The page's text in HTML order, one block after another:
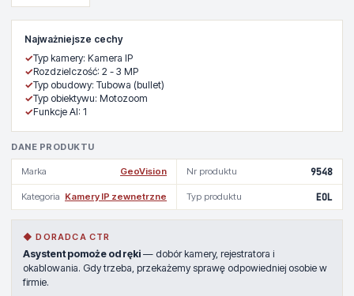
Najważniejsze cechy
✓Typ kamery: Kamera IP
✓Rozdzielczość: 2 - 3 MP
✓Typ obudowy: Tubowa (bullet)
✓Typ obiektywu: Motozoom
✓Funkcje AI: 1
DANE PRODUKTU
Marka GeoVision Nr produktu 9548
Kategoria Kamery IP zewnetrzne Typ produktu EOL
◆ DORADCA CTR
Asystent pomoże od ręki — dobór kamery, rejestratora i
okablowania. Gdy trzeba, przekażemy sprawę odpowiedniej osobie w
firmie.